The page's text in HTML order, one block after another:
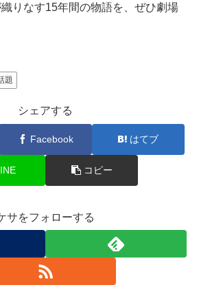
りなす15年間の物語を、ぜひ劇場
題
シェアする
Facebook はてブ
コピー
サをフォローする